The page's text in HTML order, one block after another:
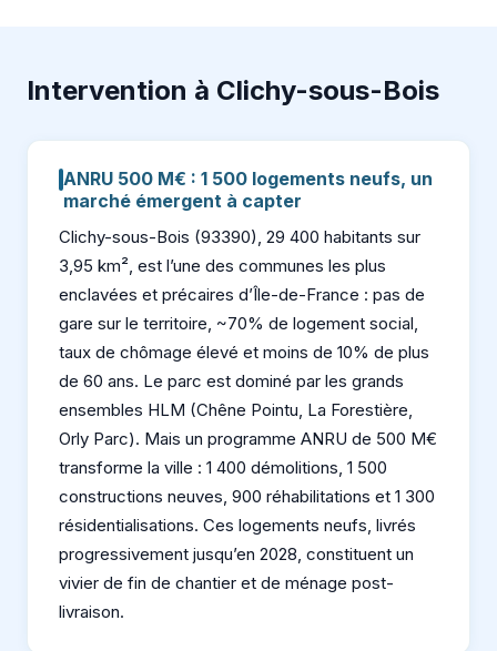
Intervention à Clichy-sous-Bois
ANRU 500 M€ : 1 500 logements neufs, un
marché émergent à capter
Clichy-sous-Bois (93390), 29 400 habitants sur
3,95 km², est l’une des communes les plus
enclavées et précaires d’Île-de-France : pas de
gare sur le territoire, ~70% de logement social,
taux de chômage élevé et moins de 10% de plus
de 60 ans. Le parc est dominé par les grands
ensembles HLM (Chêne Pointu, La Forestière,
Orly Parc). Mais un programme ANRU de 500 M€
transforme la ville : 1 400 démolitions, 1 500
constructions neuves, 900 réhabilitations et 1 300
résidentialisations. Ces logements neufs, livrés
progressivement jusqu’en 2028, constituent un
vivier de fin de chantier et de ménage post-
livraison.